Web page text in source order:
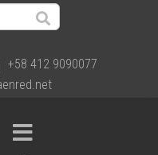
+58 412 9090077